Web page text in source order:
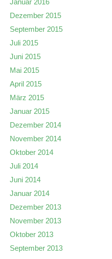
Januar 2016
Dezember 2015
September 2015
Juli 2015
Juni 2015
Mai 2015
April 2015
März 2015
Januar 2015
Dezember 2014
November 2014
Oktober 2014
Juli 2014
Juni 2014
Januar 2014
Dezember 2013
November 2013
Oktober 2013
September 2013